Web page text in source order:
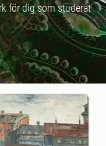
för dig som studerat